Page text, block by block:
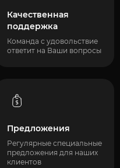
Качественная
поддержка
Команда с удовольствие
ответит на Ваши вопросы
Предложения
Регулярные специальные
предложения для наших
клиентов